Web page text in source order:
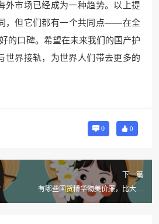
外市场已经成为一种趋势。以上提
，但它们都有一个共同点——在全
的口碑。希望在未来我们的国产护
世界接轨，为世界人们带去更多的
0 0
下一篇
有哪些国货精华物美价廉，比大牌
更划算？